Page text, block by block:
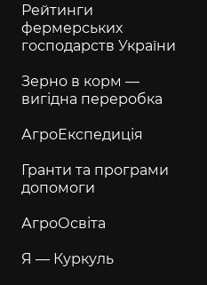
Рейтинги
фермерських
господарств України
Зерно в корм —
вигідна переробка
АгроЕкспедиція
Гранти та програми
допомоги
АгроОсвіта
Я — Куркуль